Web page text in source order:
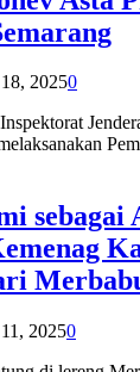
20250
sebagai
20250